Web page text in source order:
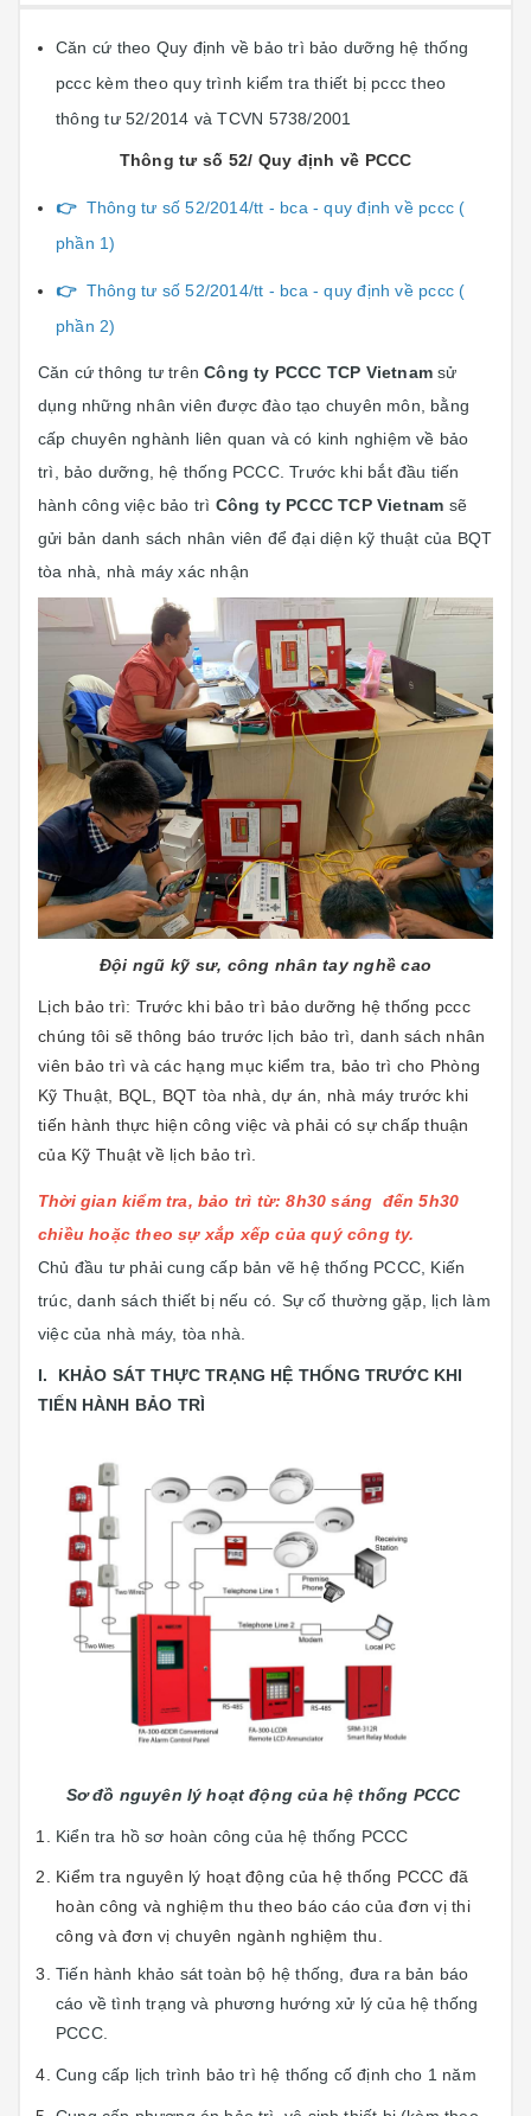
Căn cứ theo Quy định về bảo trì bảo dưỡng hệ thống
pccc kèm theo quy trình kiểm tra thiết bị pccc theo
thông tư 52/2014 và TCVN 5738/2001
Thông tư số 52/ Quy định về PCCC
👉 Thông tư số 52/2014/tt - bca - quy định về pccc (
phần 1)
👉 Thông tư số 52/2014/tt - bca - quy định về pccc (
phần 2)
Căn cứ thông tư trênCông ty PCCC TCP Vietnam sử
dụng những nhân viên được đào tạo chuyên môn, bằng
cấp chuyên nghành liên quan và có kinh nghiệm về bảo
trì, bảo dưỡng, hệ thống PCCC. Trước khi bắt đầu tiến
hành công việc bảo trì Công ty PCCC TCP Vietnam sẽ
gửi bản danh sách nhân viên để đại diện kỹ thuật của BQT
tòa nhà, nhà máy xác nhận
Đội ngũ kỹ sư, công nhân tay nghề cao
Lịch bảo trì: Trước khi bảo trì bảo dưỡng hệ thống pccc
chúng tôi sẽ thông báo trước lịch bảo trì, danh sách nhân
viên bảo trì và các hạng mục kiểm tra, bảo trì cho Phòng
Kỹ Thuật, BQL, BQT tòa nhà, dự án, nhà máy trước khi
tiến hành thực hiện công việc và phải có sự chấp thuận
của Kỹ Thuật về lịch bảo trì.
Thời gian kiểm tra, bảo trì từ: 8h30 sáng đến 5h30
chiều hoặc theo sự xắp xếp của quý công ty.
Chủ đầu tư phải cung cấp bản vẽ hệ thống PCCC, Kiến
trúc, danh sách thiết bị nếu có. Sự cố thường gặp, lịch làm
việc của nhà máy, tòa nhà.
I. KHẢO SÁT THỰC TRẠNG HỆ THỐNG TRƯỚC KHI
TIẾN HÀNH BẢO TRÌ
Sơ đồ nguyên lý hoạt động của hệ thống PCCC
Kiển tra hồ sơ hoàn công của hệ thống PCCC
Kiểm tra nguyên lý hoạt động của hệ thống PCCC đã
hoàn công và nghiệm thu theo báo cáo của đơn vị thi
công và đơn vị chuyên ngành nghiệm thu.
Tiến hành khảo sát toàn bộ hệ thống, đưa ra bản báo
cáo về tình trạng và phương hướng xử lý của hệ thống
PCCC.
Cung cấp lịch trình bảo trì hệ thống cố định cho 1 năm